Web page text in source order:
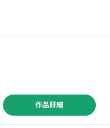
作品詳細